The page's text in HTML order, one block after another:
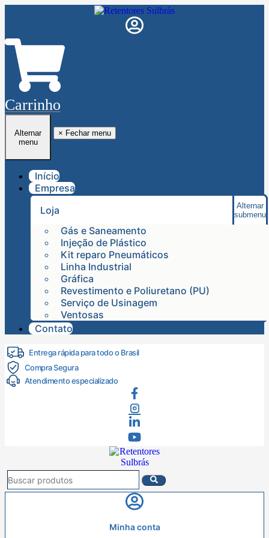
Carrinho
Alternar
menu
× Fechar menu
Início
Empresa
Loja
Alternar
submenu
Gás e Saneamento
Injeção de Plástico
Kit reparo Pneumáticos
Linha Industrial
Gráfica
Revestimento e Poliuretano (PU)
Serviço de Usinagem
Ventosas
Contato
Entrega rápida para todo o Brasil
Compra Segura
Atendimento especializado
Minha conta